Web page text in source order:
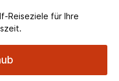
Reiseziele für Ihre